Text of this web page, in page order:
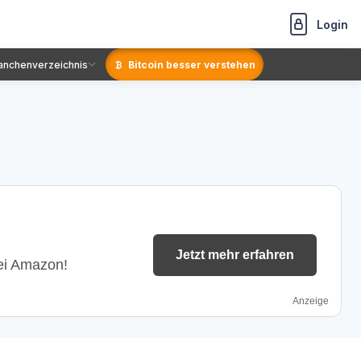
Login
Bitcoin besser verstehen
Amazon!
Jetzt mehr erfahren
Anzeige